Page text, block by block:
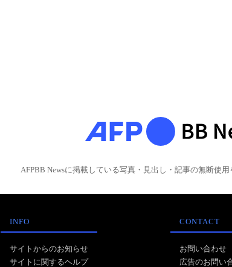
AFPBB Newsに掲載している写真・見出し・記事の無断使
INFO
サイトからのお知らせ
サイトに関するヘルプ
CONTACT
お問い合わせ
広告のお問い